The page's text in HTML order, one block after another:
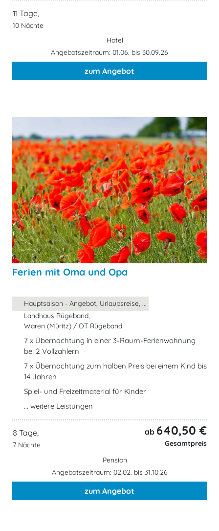
11 Tage,
10 Nächte
Hotel
Angebotszeitraum: 01.06. bis 30.09.26
zum Angebot
Ferien mit Oma und Opa
Hauptsaison - Angebot, Urlaubsreise, ...
Landhaus Rügeband,
Waren (Müritz) / OT Rügeband
7 x Übernachtung in einer 3-Raum-Ferienwohnung
bei 2 Vollzahlern
7 x Übernachtung zum halben Preis bei einem Kind bis
14 Jahren
Spiel- und Freizeitmaterial für Kinder
... weitere Leistungen
8 Tage,
7 Nächte
ab 640,50 €
Gesamtpreis
Pension
Angebotszeitraum: 02.02. bis 31.10.26
zum Angebot